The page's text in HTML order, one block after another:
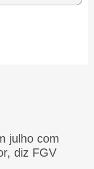
julho com
diz FGV